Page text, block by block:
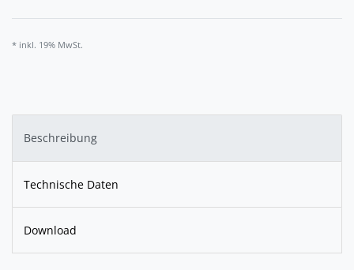
* inkl. 19% MwSt.
Beschreibung
Technische Daten
Download